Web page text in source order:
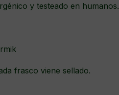
y testeado en humanos.
frasco viene sellado.